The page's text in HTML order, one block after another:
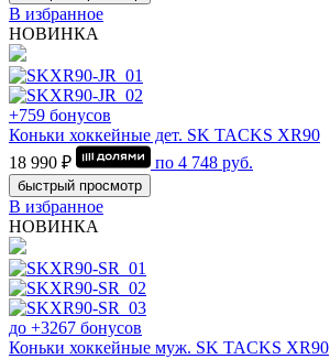
В избранное
НОВИНКА
+759 бонусов
Коньки хоккейные дет. SK TACKS XR90
18 990 ₽
по 4 748 руб.
быстрый просмотр
В избранное
НОВИНКА
до +3267 бонусов
Коньки хоккейные муж. SK TACKS XR90